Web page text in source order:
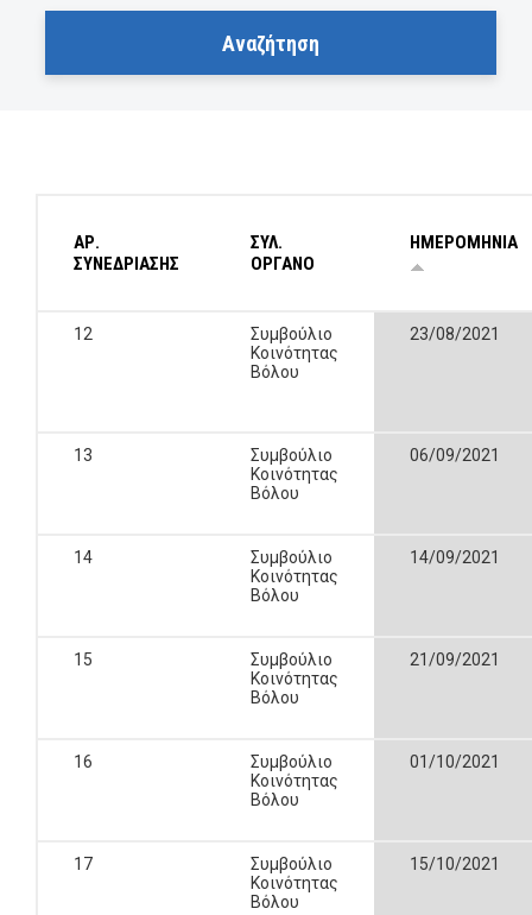
ΑΡ.
ΣΥΝΕΔΡΙΑΣΗΣ
ΣΥΛ.
ΟΡΓΑΝΟ
ΗΜΕΡΟΜΗΝΙΑ
12
Συμβούλιο
Κοινότητας
Βόλου
23/08/2021
13
Συμβούλιο
Κοινότητας
Βόλου
06/09/2021
14
Συμβούλιο
Κοινότητας
Βόλου
14/09/2021
15
Συμβούλιο
Κοινότητας
Βόλου
21/09/2021
16
Συμβούλιο
Κοινότητας
Βόλου
01/10/2021
17
Συμβούλιο
Κοινότητας
Βόλου
15/10/2021